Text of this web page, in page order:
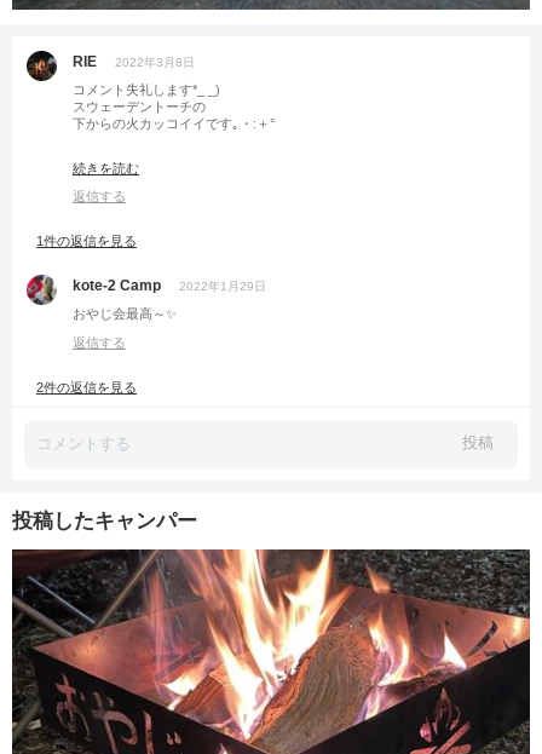
RIE 2022年3月8日
コメント失礼します*_ _)
スウェーデントーチの
下からの火カッコイイです｡・:＋°
続きを読む
返信する
1件の返信を見る
kote-2 Camp 2022年1月29日
おやじ会最高～✨
返信する
2件の返信を見る
投稿
投稿したキャンパー